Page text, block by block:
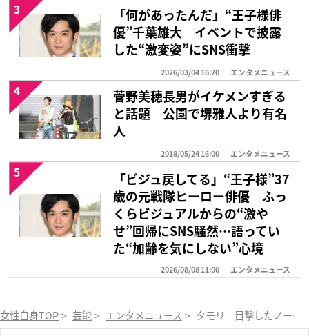
「何があったんだ」“王子様俳
優”千葉雄大 イベントで披露
した“激変姿”にSNS衝撃
2026/03/04 16:20 エンタメニュース
3
菅野美穂長男がイケメンすぎる
と話題 公園で堺雅人より有名
人
2018/05/24 16:00 エンタメニュース
4
「ビジュ戻してる」“王子様”37
歳の元戦隊ヒーロー俳優 ふっ
くらビジュアルからの“激や
せ”回帰にSNS騒然…語ってい
た“加齢を気にしない”心境
2026/08/08 11:00 エンタメニュース
5
女性自身TOP > 芸能 > エンタメニュース > タモリ 目撃したノーグ